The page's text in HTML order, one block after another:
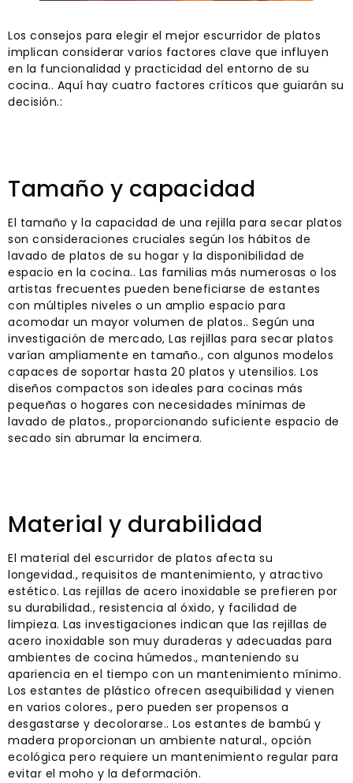
Los consejos para elegir el mejor escurridor de platos
implican considerar varios factores clave que influyen
en la funcionalidad y practicidad del entorno de su
cocina.. Aquí hay cuatro factores críticos que guiarán su
decisión.:
Tamaño y capacidad
El tamaño y la capacidad de una rejilla para secar platos
son consideraciones cruciales según los hábitos de
lavado de platos de su hogar y la disponibilidad de
espacio en la cocina.. Las familias más numerosas o los
artistas frecuentes pueden beneficiarse de estantes
con múltiples niveles o un amplio espacio para
acomodar un mayor volumen de platos.. Según una
investigación de mercado, Las rejillas para secar platos
varían ampliamente en tamaño., con algunos modelos
capaces de soportar hasta 20 platos y utensilios. Los
diseños compactos son ideales para cocinas más
pequeñas o hogares con necesidades mínimas de
lavado de platos., proporcionando suficiente espacio de
secado sin abrumar la encimera.
Material y durabilidad
El material del escurridor de platos afecta su
longevidad., requisitos de mantenimiento, y atractivo
estético. Las rejillas de acero inoxidable se prefieren por
su durabilidad., resistencia al óxido, y facilidad de
limpieza. Las investigaciones indican que las rejillas de
acero inoxidable son muy duraderas y adecuadas para
ambientes de cocina húmedos., manteniendo su
apariencia en el tiempo con un mantenimiento mínimo.
Los estantes de plástico ofrecen asequibilidad y vienen
en varios colores., pero pueden ser propensos a
desgastarse y decolorarse.. Los estantes de bambú y
madera proporcionan un ambiente natural., opción
ecológica pero requiere un mantenimiento regular para
evitar el moho y la deformación.